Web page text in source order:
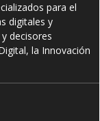
para el
digitales y
decisores
la Innovación